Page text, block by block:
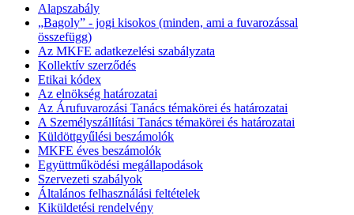
Alapszabály
„Bagoly” - jogi kisokos (minden, ami a fuvarozással
összefügg)
Az MKFE adatkezelési szabályzata
Kollektív szerződés
Etikai kódex
Az elnökség határozatai
Az Árufuvarozási Tanács témakörei és határozatai
A Személyszállítási Tanács témakörei és határozatai
Küldöttgyűlési beszámolók
MKFE éves beszámolók
Együttműködési megállapodások
Szervezeti szabályok
Általános felhasználási feltételek
Kiküldetési rendelvény